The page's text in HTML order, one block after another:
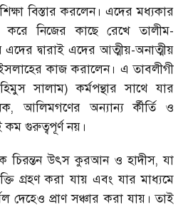
বিস্তার করলেন। এদের মধ্যকার
নিজের কাছে রেখে তালীম-
দ্বারাই এদের আত্মীয়-অনাত্মীয়
কাজ করালেন। এ তাবলীগী
সালাম) কর্মপন্থার সাথে যার
আলিমগণের অন্যান্য র্কীর্তি ও
গুরুত্বপূর্ণ নয়।
চিরন্তন উৎস কুরআন ও হাদীস, যা
গ্রহণ করা যায় এবং যার মাধ্যমে
দেহেও প্রাণ সঞ্চার করা যায়। তাই